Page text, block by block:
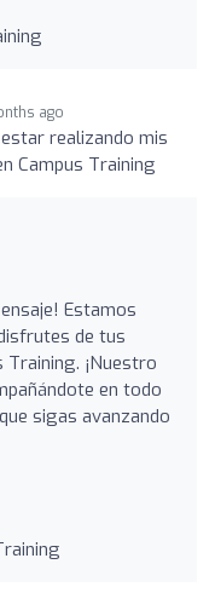
ago
realizando mis
Campus Training
Estamos
de tus
Training. ¡Nuestro
en todo
sigas avanzando